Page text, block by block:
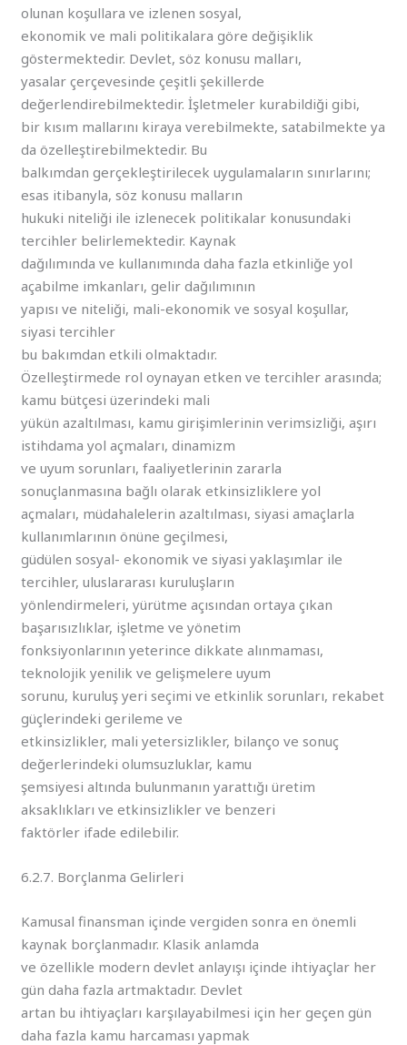
olunan koşullara ve izlenen sosyal,
ekonomik ve mali politikalara göre değişiklik
göstermektedir. Devlet, söz konusu malları,
yasalar çerçevesinde çeşitli şekillerde
değerlendirebilmektedir. İşletmeler kurabildiği gibi,
bir kısım mallarını kiraya verebilmekte, satabilmekte ya
da özelleştirebilmektedir. Bu
balkımdan gerçekleştirilecek uygulamaların sınırlarını;
esas itibanyla, söz konusu malların
hukuki niteliği ile izlenecek politikalar konusundaki
tercihler belirlemektedir. Kaynak
dağılımında ve kullanımında daha fazla etkinliğe yol
açabilme imkanları, gelir dağılımının
yapısı ve niteliği, mali-ekonomik ve sosyal koşullar,
siyasi tercihler
bu bakımdan etkili olmaktadır.
Özelleştirmede rol oynayan etken ve tercihler arasında;
kamu bütçesi üzerindeki mali
yükün azaltılması, kamu girişimlerinin verimsizliği, aşırı
istihdama yol açmaları, dinamizm
ve uyum sorunları, faaliyetlerinin zararla
sonuçlanmasına bağlı olarak etkinsizliklere yol
açmaları, müdahalelerin azaltılması, siyasi amaçlarla
kullanımlarının önüne geçilmesi,
güdülen sosyal- ekonomik ve siyasi yaklaşımlar ile
tercihler, uluslararası kuruluşların
yönlendirmeleri, yürütme açısından ortaya çıkan
başarısızlıklar, işletme ve yönetim
fonksiyonlarının yeterince dikkate alınmaması,
teknolojik yenilik ve gelişmelere uyum
sorunu, kuruluş yeri seçimi ve etkinlik sorunları, rekabet
güçlerindeki gerileme ve
etkinsizlikler, mali yetersizlikler, bilanço ve sonuç
değerlerindeki olumsuzluklar, kamu
şemsiyesi altında bulunmanın yarattığı üretim
aksaklıkları ve etkinsizlikler ve benzeri
faktörler ifade edilebilir.
6.2.7. Borçlanma Gelirleri
Kamusal finansman içinde vergiden sonra en önemli
kaynak borçlanmadır. Klasik anlamda
ve özellikle modern devlet anlayışı içinde ihtiyaçlar her
gün daha fazla artmaktadır. Devlet
artan bu ihtiyaçları karşılayabilmesi için her geçen gün
daha fazla kamu harcaması yapmak